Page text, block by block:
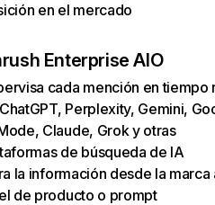
en el mercado
Enterprise AIO
cada mención en tiempo
Perplexity, Gemini,
Claude, Grok y otras
de búsqueda de IA
la información desde la marca
de producto o prompt